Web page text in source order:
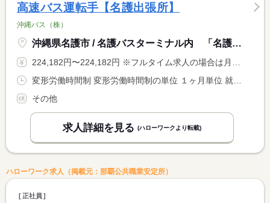
高速バス運転手【名護出張所】
沖縄バス（株）
沖縄県名護市 / 名護バスターミナル内 「名護出張所」
224,182円〜224,182円 ※フルタイム求人の場合は月額（換算額）、パート求人の場合は時間額を表示しています。
その他
求人詳細を見る (ハローワークより転載)
ハローワーク求人（掲載元：那覇公共職業安定所）
正社員